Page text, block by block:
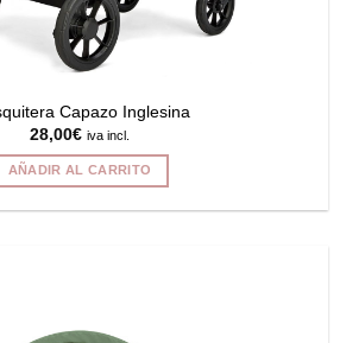
Capazo Inglesina
28,00€ iva incl.
AÑADIR AL CARRITO